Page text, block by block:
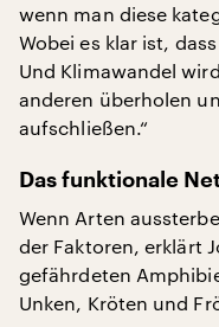
wenn man diese
Wobei es klar ist,
Und Klimawandel
anderen überholen
aufschließen.“
Das funktionale
Wenn Arten
der Faktoren, erklärt
gefährdeten
Unken, Kröten und